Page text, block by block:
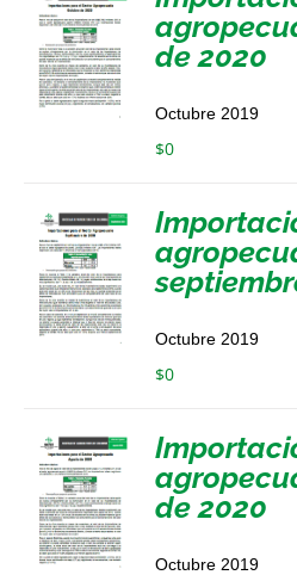
de 2020
Octubre 2019
$0
Octubre 2019
$0
de 2020
Octubre 2019